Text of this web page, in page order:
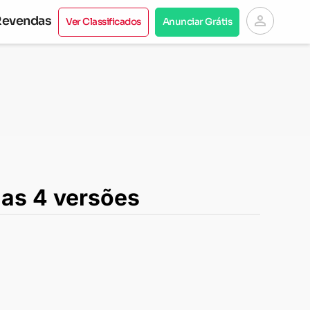
Ver Classificados Anunciar Grátis person
4 versões